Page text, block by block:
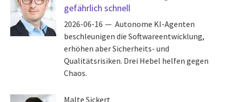
gefährlich schnell
2026-06-16
Autonome KI-Agenten
beschleunigen die Softwareentwicklung,
erhöhen aber Sicherheits- und
Qualitätsrisiken. Drei Hebel helfen gegen
Chaos.
Malte Sickert